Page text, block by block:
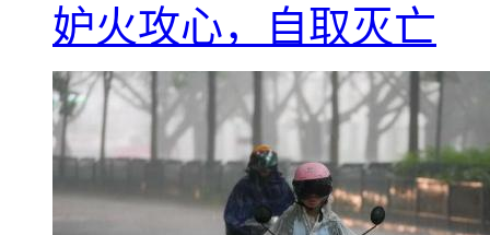
妒火攻心，自取灭亡